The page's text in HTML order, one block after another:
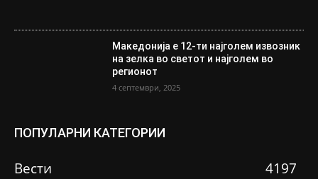
Македонија е 12-ти најголем извозник
на зелка во светот и најголем во
регионот
4 септември, 2025
ПОПУЛАРНИ КАТЕГОРИИ
Вести
4197